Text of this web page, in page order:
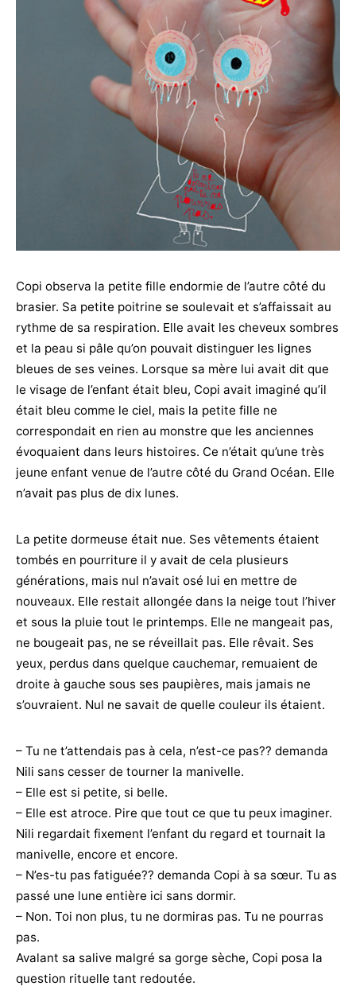
Copi observa la petite fille endormie de l’autre côté du
brasier. Sa petite poitrine se soulevait et s’affaissait au
rythme de sa respiration. Elle avait les cheveux sombres
et la peau si pâle qu’on pouvait distinguer les lignes
bleues de ses veines. Lorsque sa mère lui avait dit que
le visage de l’enfant était bleu, Copi avait imaginé qu’il
était bleu comme le ciel, mais la petite fille ne
correspondait en rien au monstre que les anciennes
évoquaient dans leurs histoires. Ce n’était qu’une très
jeune enfant venue de l’autre côté du Grand Océan. Elle
n’avait pas plus de dix lunes.
La petite dormeuse était nue. Ses vêtements étaient
tombés en pourriture il y avait de cela plusieurs
générations, mais nul n’avait osé lui en mettre de
nouveaux. Elle restait allongée dans la neige tout l’hiver
et sous la pluie tout le printemps. Elle ne mangeait pas,
ne bougeait pas, ne se réveillait pas. Elle rêvait. Ses
yeux, perdus dans quelque cauchemar, remuaient de
droite à gauche sous ses paupières, mais jamais ne
s’ouvraient. Nul ne savait de quelle couleur ils étaient.
– Tu ne t’attendais pas à cela, n’est-ce pas?? demanda
Nili sans cesser de tourner la manivelle.
– Elle est si petite, si belle.
– Elle est atroce. Pire que tout ce que tu peux imaginer.
Nili regardait fixement l’enfant du regard et tournait la
manivelle, encore et encore.
– N’es-tu pas fatiguée?? demanda Copi à sa sœur. Tu as
passé une lune entière ici sans dormir.
– Non. Toi non plus, tu ne dormiras pas. Tu ne pourras
pas.
Avalant sa salive malgré sa gorge sèche, Copi posa la
question rituelle tant redoutée.